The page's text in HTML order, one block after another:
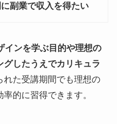
副業で収入を得たい
インを学ぶ目的や理想の
したうえでカリキュラ
れた受講期間でも理想の
的に習得できます。